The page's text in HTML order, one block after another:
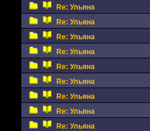
Re: Ульяна
Re: Ульяна
Re: Ульяна
Re: Ульяна
Re: Ульяна
Re: Ульяна
Re: Ульяна
Re: Ульяна
Re: Ульяна